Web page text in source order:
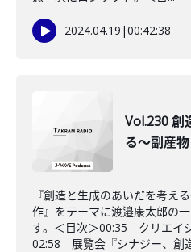
2024.04.19 |00:42:38
Vol.230 創
る〜副産
『創造と生成のあいだを考え
作』をテーマに渡邉康太郎の
す。＜目次＞00:35 クリエイ
02:58 展覧会『シナジー、創